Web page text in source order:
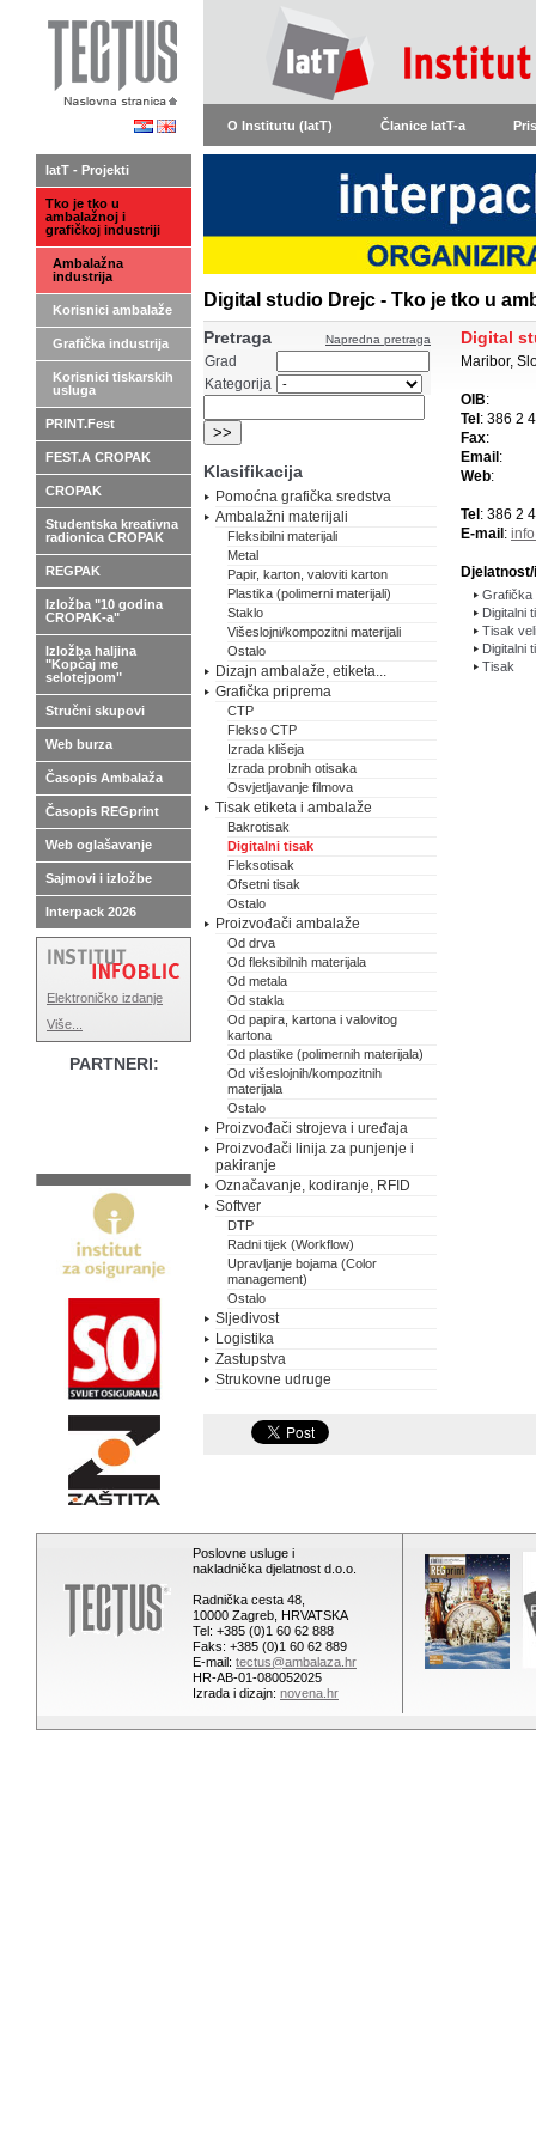
O Institutu (IatT) Članice IatT-a
Digital studio Drejc - Tko je tko u
Napredna pretraga
Pretraga
Grad
Kategorija
Klasifikacija
Pomoćna grafička sredstva
Ambalažni materijali
Fleksibilni materijali
Metal
Papir, karton, valoviti karton
Plastika (polimerni materijali)
Staklo
Višeslojni/kompozitni materijali
Ostalo
Dizajn ambalaže, etiketa...
Grafička priprema
CTP
Flekso CTP
Izrada klišeja
Izrada probnih otisaka
Osvjetljavanje filmova
Tisak etiketa i ambalaže
Bakrotisak
Digitalni tisak
Fleksotisak
Ofsetni tisak
Ostalo
Proizvođači ambalaže
Od drva
Od fleksibilnih materijala
Od metala
Od stakla
Od papira, kartona i valovitog
kartona
Od plastike (polimernih materijala)
Od višeslojnih/kompozitnih
materijala
Ostalo
Proizvođači strojeva i uređaja
Proizvođači linija za punjenje i
pakiranje
Označavanje, kodiranje, RFID
Softver
DTP
Radni tijek (Workflow)
Upravljanje bojama (Color
management)
Ostalo
Sljedivost
Logistika
Zastupstva
Strukovne udruge
Digital
Maribor,
OIB:
Tel : 386 2
Fax:
Email :
Web:
Tel : 386 2
E-mail :
Djelatnost/i
Grafička
Digitalni
Tisak
Digitalni
Tisak
IatT - Projekti
Tko je tko u
ambalažnoj i
grafičkoj industriji
Ambalažna
industrija
Korisnici ambalaže
Grafička industrija
Korisnici tiskarskih
usluga
PRINT.Fest
FEST.A CROPAK
CROPAK
Studentska kreativna
radionica CROPAK
REGPAK
Izložba "10 godina
CROPAK-a"
Izložba haljina
"Kopčaj me
selotejpom"
Stručni skupovi
Web burza
Časopis Ambalaža
Časopis REGprint
Web oglašavanje
Sajmovi i izložbe
Interpack 2026
Elektroničko izdanje
Više...
PARTNERI:
Poslovne usluge i
nakladnička djelatnost d.o.o.
Radnička cesta 48,
10000 Zagreb, HRVATSKA
Tel: +385 (0)1 60 62 888
Faks: +385 (0)1 60 62 889
E-mail: tectus@ambalaza.hr
HR-AB-01-080052025
Izrada i dizajn: novena.hr